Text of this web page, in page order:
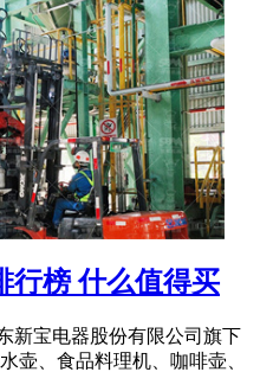
行榜 什么值得买
新宝电器股份有限公司旗下
壶、食品料理机、咖啡壶、